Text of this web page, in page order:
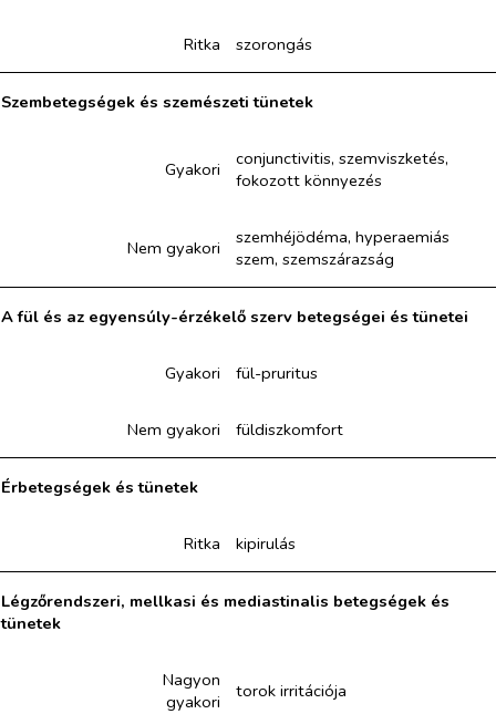
Ritka szorongás
Szembetegségek és szemészeti tünetek
Gyakori
conjunctivitis, szemviszketés,
fokozott könnyezés
Nem gyakori
szemhéjödéma, hyperaemiás
szem, szemszárazság
A fül és az egyensúly-érzékelő szerv betegségei és tünetei
Gyakori fül-pruritus
Nem gyakori füldiszkomfort
Érbetegségek és tünetek
Ritka kipirulás
Légzőrendszeri, mellkasi és mediastinalis betegségek és
tünetek
Nagyon
gyakori
torok irritációja